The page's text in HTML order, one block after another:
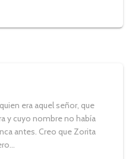
era aquel señor, que
y cuyo nombre no había
antes. Creo que Zorita